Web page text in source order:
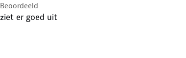
Beoordeeld
ziet er goed uit